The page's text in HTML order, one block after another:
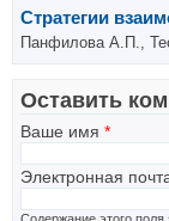
Стратегии
Панфилова А.П.,
Оставить
Ваше имя *
Электронная